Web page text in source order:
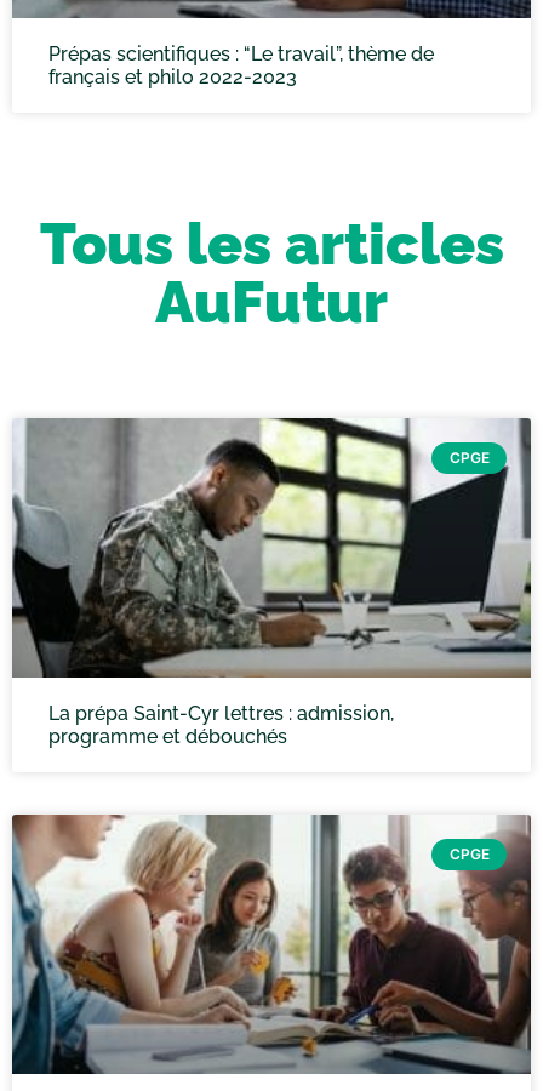
Prépas scientifiques : “Le travail”, thème de
français et philo 2022-2023
Tous les articles
AuFutur
CPGE
La prépa Saint-Cyr lettres : admission,
programme et débouchés
CPGE